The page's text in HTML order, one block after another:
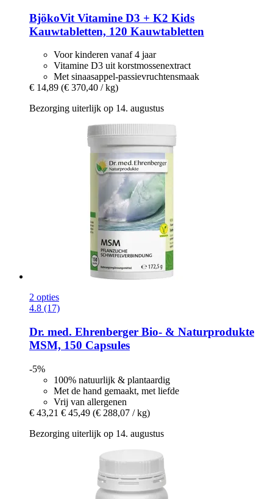
BjökoVit Vitamine D3 + K2 Kids
Kauwtabletten, 120 Kauwtabletten
Voor kinderen vanaf 4 jaar
Vitamine D3 uit korstmossenextract
Met sinaasappel-passievruchtensmaak
€ 14,89 (€ 370,40 / kg)
Bezorging uiterlijk op 14. augustus
2 opties
4.8 (17)
Dr. med. Ehrenberger Bio- & Naturprodukte
MSM, 150 Capsules
-5%
100% natuurlijk & plantaardig
Met de hand gemaakt, met liefde
Vrij van allergenen
€ 43,21 € 45,49 (€ 288,07 / kg)
Bezorging uiterlijk op 14. augustus